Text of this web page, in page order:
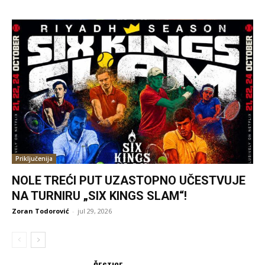
Priključenija
NOLE TREĆI PUT UZASTOPNO UČESTVUJE
NA TURNIRU „SIX KINGS SLAM“!
Zoran Todorović - jul 29, 2026